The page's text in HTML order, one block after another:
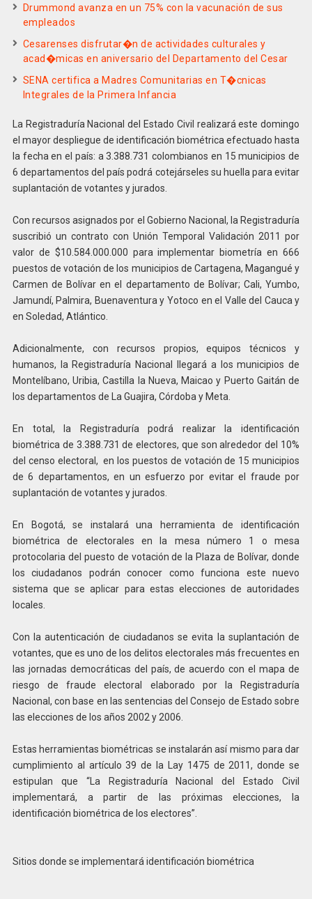
Drummond avanza en un 75% con la vacunación de sus
empleados
Cesarenses disfrutar�n de actividades culturales y
acad�micas en aniversario del Departamento del Cesar
SENA certifica a Madres Comunitarias en T�cnicas
Integrales de la Primera Infancia
La Registraduría Nacional del Estado Civil realizará este domingo
el mayor despliegue de identificación biométrica efectuado hasta
la fecha en el país: a 3.388.731 colombianos en 15 municipios de
6 departamentos del país podrá cotejárseles su huella para evitar
suplantación de votantes y jurados.
Con recursos asignados por el Gobierno Nacional, la Registraduría
suscribió un contrato con Unión Temporal Validación 2011 por
valor de $10.584.000.000 para implementar biometría en 666
puestos de votación de los municipios de Cartagena, Magangué y
Carmen de Bolívar en el departamento de Bolívar; Cali, Yumbo,
Jamundí, Palmira, Buenaventura y Yotoco en el Valle del Cauca y
en Soledad, Atlántico.
Adicionalmente, con recursos propios, equipos técnicos y
humanos, la Registraduría Nacional llegará a los municipios de
Montelíbano, Uribia, Castilla la Nueva, Maicao y Puerto Gaitán de
los departamentos de La Guajira, Córdoba y Meta.
En total, la Registraduría podrá realizar la identificación
biométrica de 3.388.731 de electores, que son alrededor del 10%
del censo electoral, en los puestos de votación de 15 municipios
de 6 departamentos, en un esfuerzo por evitar el fraude por
suplantación de votantes y jurados.
En Bogotá, se instalará una herramienta de identificación
biométrica de electorales en la mesa número 1 o mesa
protocolaria del puesto de votación de la Plaza de Bolívar, donde
los ciudadanos podrán conocer como funciona este nuevo
sistema que se aplicar para estas elecciones de autoridades
locales.
Con la autenticación de ciudadanos se evita la suplantación de
votantes, que es uno de los delitos electorales más frecuentes en
las jornadas democráticas del país, de acuerdo con el mapa de
riesgo de fraude electoral elaborado por la Registraduría
Nacional, con base en las sentencias del Consejo de Estado sobre
las elecciones de los años 2002 y 2006.
Estas herramientas biométricas se instalarán así mismo para dar
cumplimiento al artículo 39 de la Lay 1475 de 2011, donde se
estipulan que “La Registraduría Nacional del Estado Civil
implementará, a partir de las próximas elecciones, la
identificación biométrica de los electores”.
Sitios donde se implementará identificación biométrica